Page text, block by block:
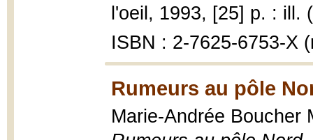
l'oeil, 1993, [25] p. : ill.
ISBN : 2-7625-6753-X
Rumeurs au pôle
Marie-Andrée Boucher